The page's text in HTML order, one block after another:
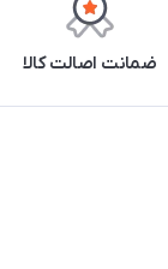
ضمانت اصالت کالا